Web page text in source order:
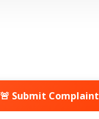
🚨 Submit Complaint